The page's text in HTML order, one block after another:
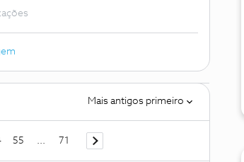
Mais antigos primeiro
55 ... 71